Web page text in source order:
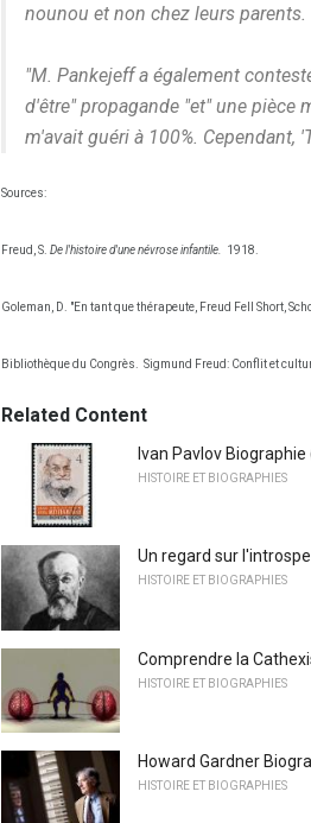
nounou et non chez leurs parents.
"M. Pankejeff a également
d'être" propagande "et" une pièce
m'avait guéri à 100%. Cependant,
Sources:
Freud, S. De l'histoire d'une névrose infantile. 1918.
Goleman, D. "En tant que thérapeute, Freud Fell Short,
Bibliothèque du Congrès. Sigmund Freud: Conflit et
Related Content
Ivan Pavlov
HISTOIRE ET BIOGRAPHIES
Un regard sur
HISTOIRE ET BIOGRAPHIES
Comprendre la
HISTOIRE ET BIOGRAPHIES
Howard Gardner
HISTOIRE ET BIOGRAPHIES